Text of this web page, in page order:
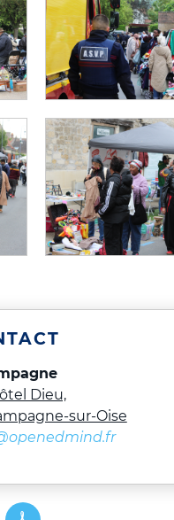
Dieu,
sur-Oise